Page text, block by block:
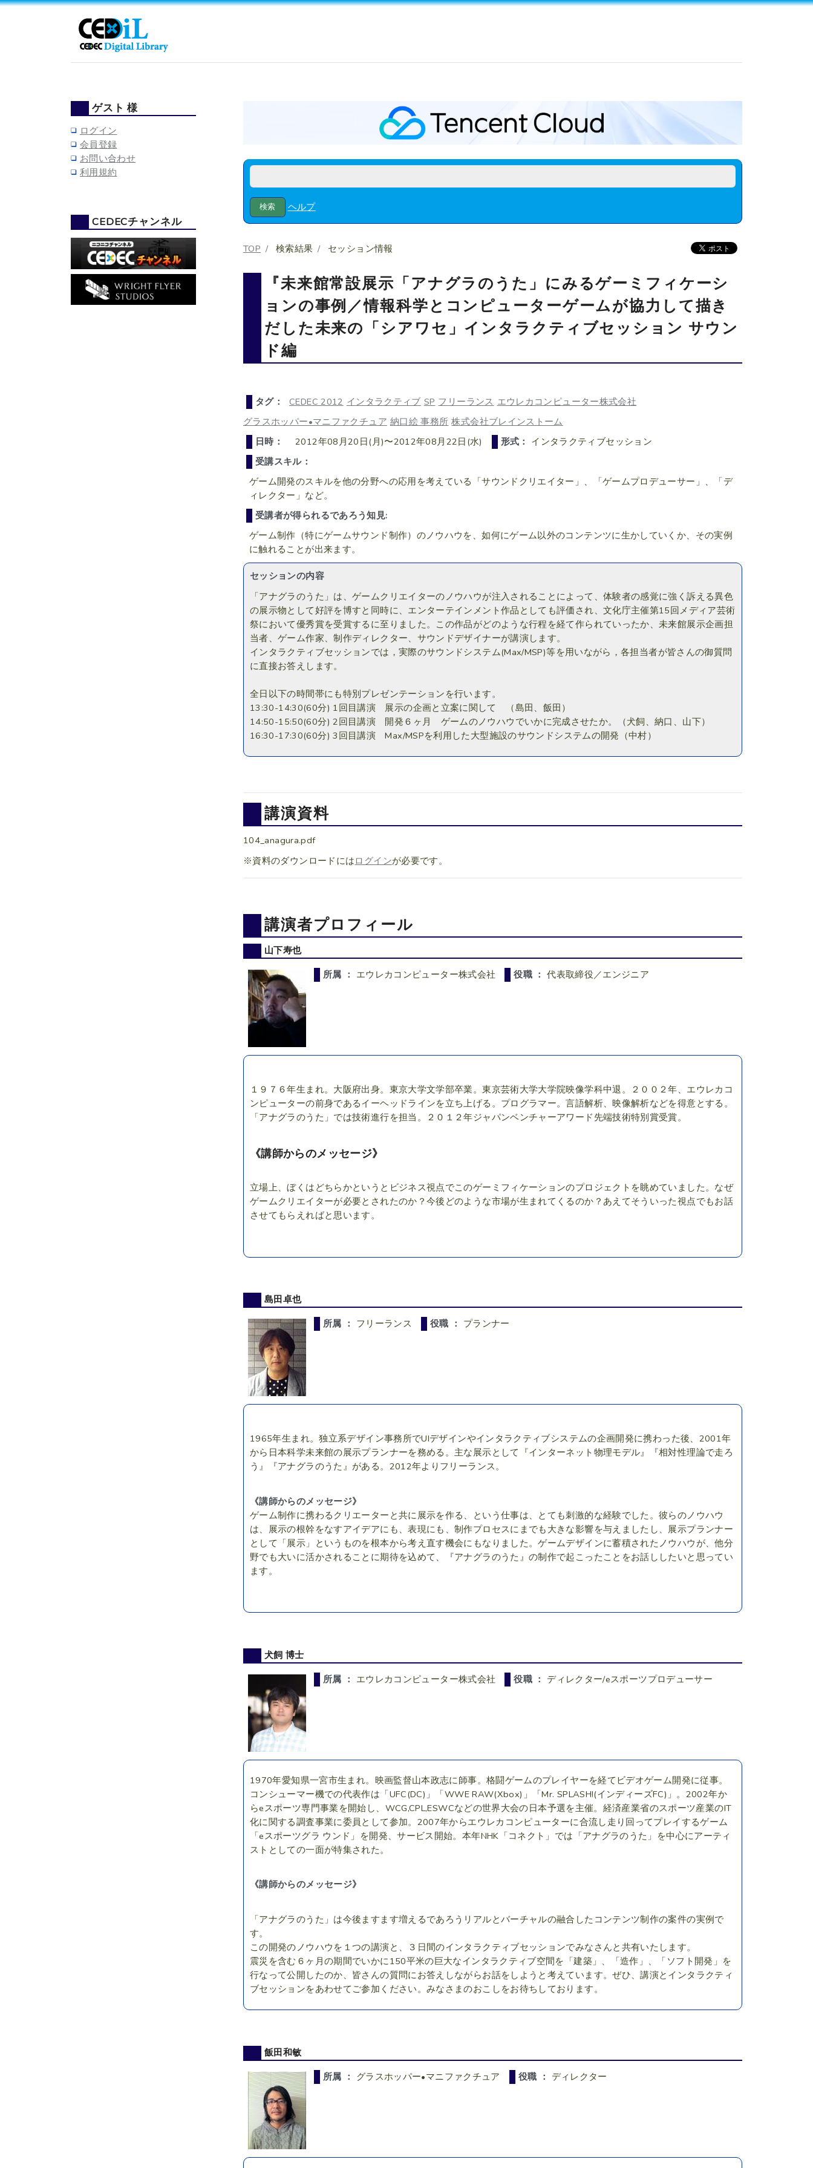
ヘルプ
TOP 検索結果 セッション情報
『未来館常設展示「アナグラのうた」にみるゲーミフィケーシ
ョンの事例／情報科学とコンピューターゲームが協力して描き
だした未来の「シアワセ」インタラクティブセッション サウン
ド編
タグ： CEDEC 2012 インタラクティブ SP フリーランス エウレカコンピューター株式会社
グラスホッパー•マニファクチュア 納口絵 事務所 株式会社ブレインストーム
日時：
2012年08月20日(月)〜2012年08月22日(水) 形式： インタラクティブセッション
受講スキル：
ゲーム開発のスキルを他の分野への応用を考えている「サウンドクリエイター」、「ゲームプロデューサー」、「デ
ィレクター」など。
受講者が得られるであろう知見:
ゲーム制作（特にゲームサウンド制作）のノウハウを、如何にゲーム以外のコンテンツに生かしていくか、その実例
に触れることが出来ます。
セッションの内容
「アナグラのうた」は、ゲームクリエイターのノウハウが注入されることによって、体験者の感覚に強く訴える異色
の展示物として好評を博すと同時に、エンターテインメント作品としても評価され、文化庁主催第15回メディア芸術
祭において優秀賞を受賞するに至りました。この作品がどのような行程を経て作られていったか、未来館展示企画担
当者、ゲーム作家、制作ディレクター、サウンドデザイナーが講演します。
インタラクティブセッションでは，実際のサウンドシステム(Max/MSP)等を用いながら，各担当者が皆さんの御質問
に直接お答えします。
全日以下の時間帯にも特別プレゼンテーションを行います。
13:30-14:30(60分) 1回目講演 展示の企画と立案に関して （島田、飯田）
14:50-15:50(60分) 2回目講演 開発６ヶ月 ゲームのノウハウでいかに完成させたか。（犬飼、納口、山下）
16:30-17:30(60分) 3回目講演 Max/MSPを利用した大型施設のサウンドシステムの開発（中村）
講演資料
104_anagura.pdf
※資料のダウンロードには ログインが必要です。
講演者プロフィール
山下寿也
所属 ： エウレカコンピューター株式会社 役職 ：代表取締役／エンジニア
１９７６年生まれ。大阪府出身。東京大学文学部卒業。東京芸術大学大学院映像学科中退。２００２年、エウレカコ
ンピューターの前身であるイーヘッドラインを立ち上げる。プログラマー。言語解析、映像解析などを得意とする。
「アナグラのうた」では技術進行を担当。２０１２年ジャパンベンチャーアワード先端技術特別賞受賞。
《講師からのメッセージ》
立場上、ぼくはどちらかというとビジネス視点でこのゲーミフィケーションのプロジェクトを眺めていました。なぜ
ゲームクリエイターが必要とされたのか？今後どのような市場が生まれてくるのか？あえてそういった視点でもお話
させてもらえればと思います。
島田卓也
所属 ： フリーランス 役職 ： プランナー
1965年生まれ。独立系デザイン事務所でUIデザインやインタラクティブシステムの企画開発に携わった後、2001年
から日本科学未来館の展示プランナーを務める。主な展示として『インターネット物理モデル』『相対性理論で走ろ
う』『アナグラのうた』がある。2012年よりフリーランス。
《講師からのメッセージ》
ゲーム制作に携わるクリエーターと共に展示を作る、という仕事は、とても刺激的な経験でした。彼らのノウハウ
は、展示の根幹をなすアイデアにも、表現にも、制作プロセスにまでも大きな影響を与えましたし、展示プランナー
として「展示」というものを根本から考え直す機会にもなりました。ゲームデザインに蓄積されたノウハウが、他分
野でも大いに活かされることに期待を込めて、『アナグラのうた』の制作で起こったことをお話ししたいと思ってい
ます。
犬飼 博士
所属 ： エウレカコンピューター株式会社 役職 ： ディレクター/eスポーツプロデューサー
1970年愛知県一宮市生まれ。映画監督山本政志に師事。格闘ゲームのプレイヤーを経てビデオゲーム開発に従事。
コンシューマー機での代表作は「UFC(DC)」「WWE RAW(Xbox)」「Mr. SPLASH!(インディーズFC)」。2002年か
らeスポーツ専門事業を開始し、WCG,CPL,ESWCなどの世界大会の日本予選を主催。経済産業省のスポーツ産業のIT
化に関する調査事業に委員として参加。2007年からエウレカコンピューターに合流し走り回ってプレイするゲーム
「eスポーツグラ ウンド」を開発、サービス開始。本年NHK「コネクト」では「アナグラのうた」を中心にアーティ
ストとしての一面が特集された。
《講師からのメッセージ》
「アナグラのうた」は今後ますます増えるであろうリアルとバーチャルの融合したコンテンツ制作の案件の実例で
す。
この開発のノウハウを１つの講演と、３日間のインタラクティブセッションでみなさんと共有いたします。
震災を含む６ヶ月の期間でいかに150平米の巨大なインタラクティブ空間を「建築」、「造作」、「ソフト開発」を
行なって公開したのか、皆さんの質問にお答えしながらお話をしようと考えています。ぜひ、講演とインタラクティ
ブセッションをあわせてご参加ください。みなさまのおこしをお待ちしております。
飯田和敏
所属 ： グラスホッパー•マニファクチュア 役職 ： ディレクター
ゲスト 様
ログイン
会員登録
お問い合わせ
利用規約
CEDECチャンネル